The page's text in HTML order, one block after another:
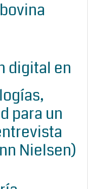
digital en
para un
Nielsen)